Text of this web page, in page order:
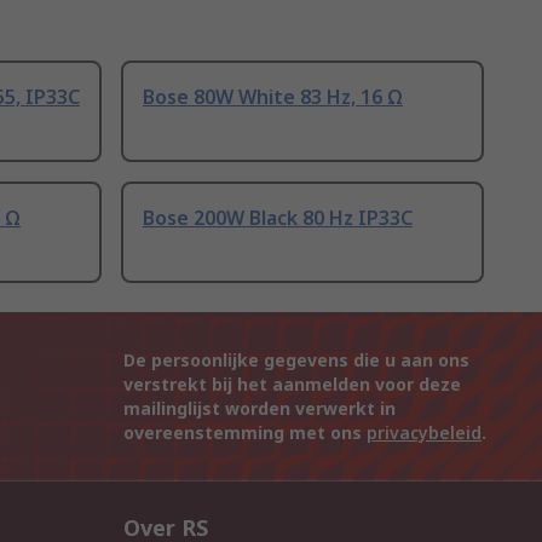
IP33C Bose 80W White 83 Hz, 16 Ω
Ω Bose 200W Black 80 Hz IP33C
De persoonlijke gegevens die u aan ons
verstrekt bij het aanmelden voor deze
mailinglijst worden verwerkt in
overeenstemming met ons privacybeleid.
Over RS